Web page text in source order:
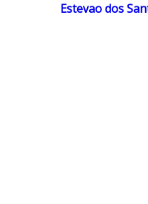
Estevao dos